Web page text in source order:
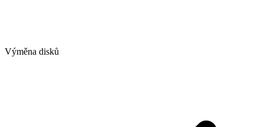
Výměna disků